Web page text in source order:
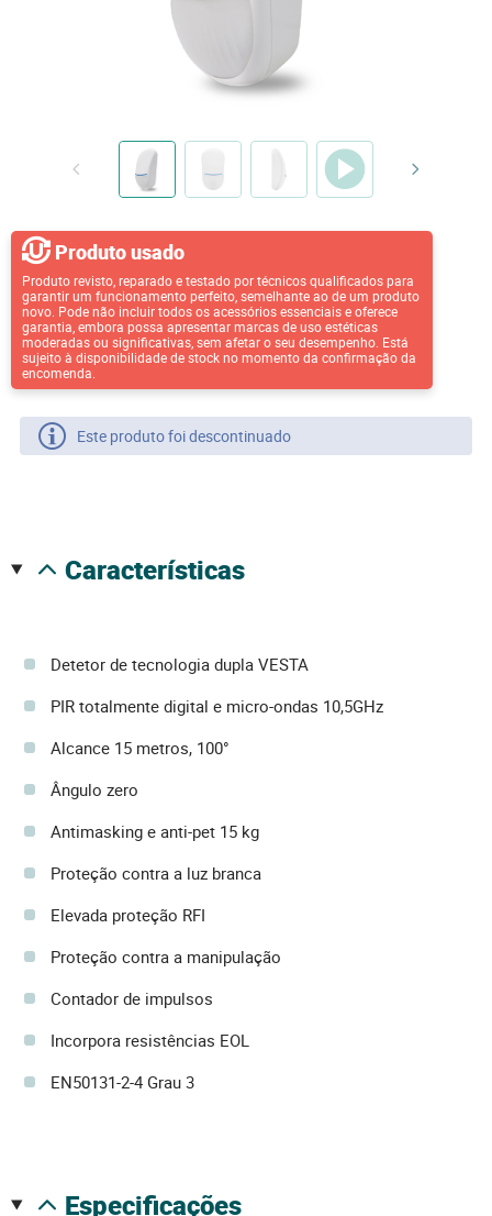
Produto usado
Produto revisto, reparado e testado por técnicos qualificados para
garantir um funcionamento perfeito, semelhante ao de um produto
novo. Pode não incluir todos os acessórios essenciais e oferece
garantia, embora possa apresentar marcas de uso estéticas
moderadas ou significativas, sem afetar o seu desempenho. Está
sujeito à disponibilidade de stock no momento da confirmação da
encomenda.
Este produto foi descontinuado
características
Detetor de tecnologia dupla VESTA
PIR totalmente digital e micro-ondas 10,5GHz
Alcance 15 metros, 100°
Ângulo zero
Antimasking e anti-pet 15 kg
Proteção contra a luz branca
Elevada proteção RFI
Proteção contra a manipulação
Contador de impulsos
Incorpora resistências EOL
EN50131-2-4 Grau 3
especificações